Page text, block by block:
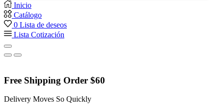
Inicio
Catálogo
0 Lista de deseos
Lista Cotización
Free Shipping Order $60
Delivery Moves So Quickly